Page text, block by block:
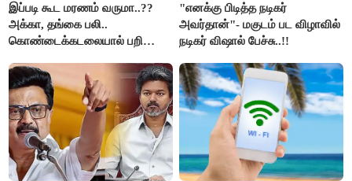
இப்படி கூட மரணம் வருமா..??
அக்கா, தங்கை பலி..
கொண்டைக்கடலையால் பறிபோன
"எனக்கு பிடித்த நடிகர்
அவர்தான்"- மகுடம் பட விழாவில்
நடிகர் விஷால் பேச்சு..!!